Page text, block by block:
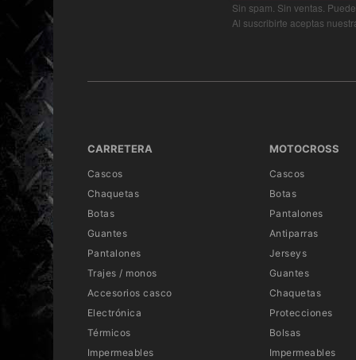
Sin spam. Sin ventas.
Al suscribirte aceptas
CARRETERA
Cascos
Chaquetas
Botas
Guantes
Pantalones
Trajes / monos
Accesorios casco
Electrónica
Térmicos
Impermeables
MOTOCROSS
Cascos
Botas
Pantalones
Antiparras
Jerseys
Guantes
Chaquetas
Protecciones
Bolsas
Impermeables